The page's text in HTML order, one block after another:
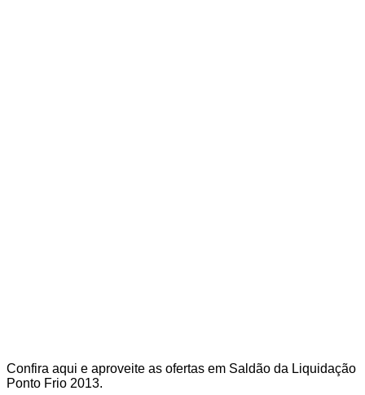
Confira aqui e aproveite as ofertas em Saldão da Liquidação
Ponto Frio 2013.